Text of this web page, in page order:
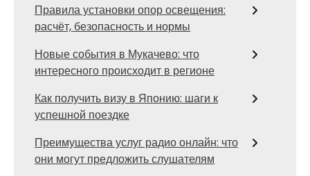
Правила установки опор освещения:
расчёт, безопасность и нормы
Новые события в Мукачево: что
интересного происходит в регионе
Как получить визу в Японию: шаги к
успешной поездке
Преимущества услуг радио онлайн: что
они могут предложить слушателям